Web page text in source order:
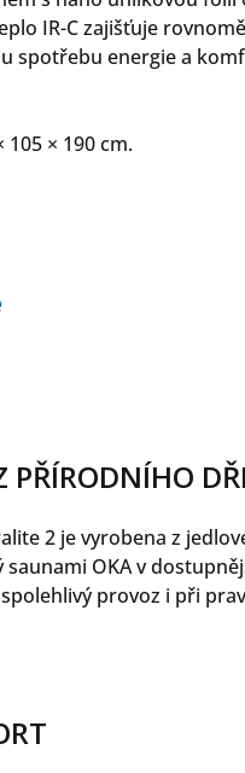
IR-C zajišťuje
spotřebu energie a
105 × 190 cm.
2 je vyrobena z
OKA v
provoz i při